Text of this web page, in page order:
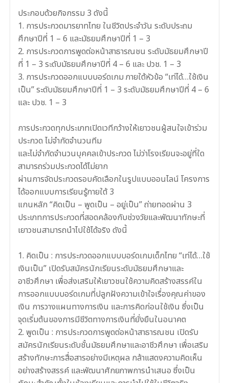
ประกอบด้วยกิจกรรม 3 ดังนี้
1. การประกวดมารยาทไทย ในชีวิตประจำวัน ระดับประถม
ศึกษาปีที่ 1 – 6 และมัธยมศึกษาปีที่ 1 – 3
2. การประกวดการพูดต่อหน้าสาธารณชน ระดับมัธยมศึกษาปี
ที่ 1 – 3 ระดับมัธยมศึกษาปีที่ 4 – 6 และ ปวช. 1 – 3
3. การประกวดออกแบบบอร์ดเกม ภายใต้หัวข้อ “เท่ได้…ใช้เงิน
เป็น” ระดับมัธยมศึกษาปีที่ 1 – 3 ระดับมัธยมศึกษาปีที่ 4 – 6
และ ปวช. 1 – 3
การประกวดทุกประเภทเปิดเวทีกว้างให้เยาวชนผู้สนใจเข้าร่วม
ประกวด ไม่จำกัดจำนวนทีม
และไม่จำกัดจำนวนบุคคลเข้าประกวด ไม่ว่าโรงเรียนจะอยู่ที่ใด
สามารถร่วมประกวดได้ไม่ยาก
ผ่านการจัดประกวดรอบคัดเลือกในรูปแบบออนไลน์ โครงการ
ได้ออกแบบการเรียนรู้ภายใต้ 3
แกนหลัก “คิดเป็น – พูดเป็น – อยู่เป็น” ถ่ายทอดผ่าน 3
ประเภทการประกวดที่สอดคล้องกับช่วงวัยและพัฒนาทักษะที่
เยาวชนสามารถนำไปใช้ได้จริง ดังนี้
1. คิดเป็น : การประกวดออกแบบบอร์ดเกมเด็กไทย “เท่ได้…ใช้
เงินเป็น” เปิดรับสมัครนักเรียนระดับมัธยมศึกษาและ
อาชีวศึกษา เพื่อส่งเสริมให้เยาวชนใช้ความคิดสร้างสรรค์ใน
การออกแบบบอร์ดเกมที่ปลูกฝังความเข้าใจเรื่องคุณค่าของ
เงิน การวางแผนทางการเงิน และการคิดก่อนใช้เงิน ซึ่งเป็น
จุดเริ่มต้นของการมีชีวิตทางการเงินที่ยั่งยืนในอนาคต
2. พูดเป็น : การประกวดการพูดต่อหน้าสาธารณชน เปิดรับ
สมัครนักเรียนระดับชั้นมัธยมศึกษาและอาชีวศึกษา เพื่อเสริม
สร้างทักษะการสื่อสารอย่างมีเหตุผล กล้าแสดงความคิดเห็น
อย่างสร้างสรรค์ และพัฒนาศักยภาพการนำเสนอ ซึ่งเป็น